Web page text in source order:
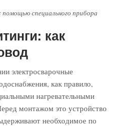
специального прибора
как
электросварочные
как правило,
нагревательными
монтажом это устройство
необходимое по